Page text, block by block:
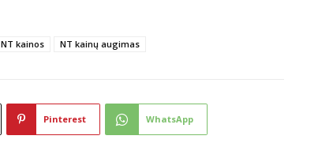
NT kainos NT kainų augimas
Pinterest WhatsApp